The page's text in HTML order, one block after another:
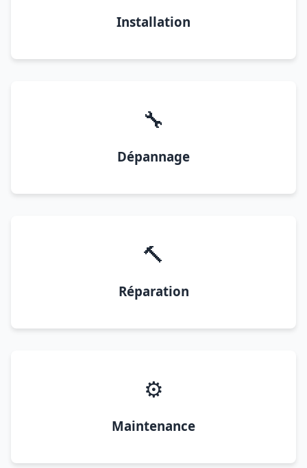
Installation
🔧
Dépannage
🔨
Réparation
⚙️
Maintenance